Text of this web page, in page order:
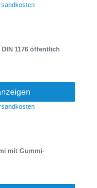
1176 öffentlich
mit Gummi-